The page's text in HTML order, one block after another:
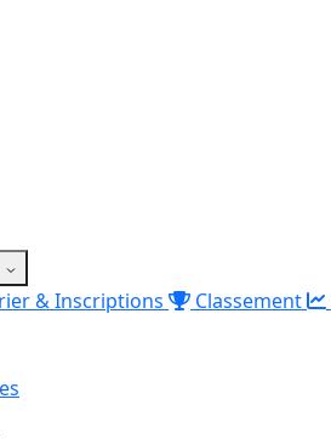
& Inscriptions
Classement